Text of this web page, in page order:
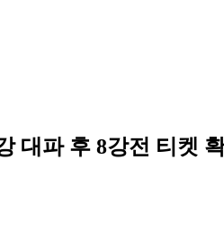
대파 후 8강전 티켓